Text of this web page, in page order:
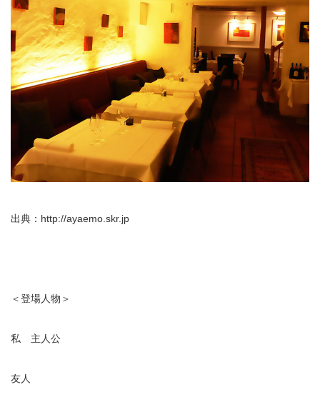
出典： http://ayaemo.skr.jp
＜登場人物＞
私 主人公
友人